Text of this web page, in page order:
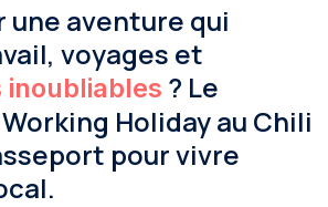
une aventure qui
voyages et
inoubliables ? Le
Holiday au Chili
pour vivre